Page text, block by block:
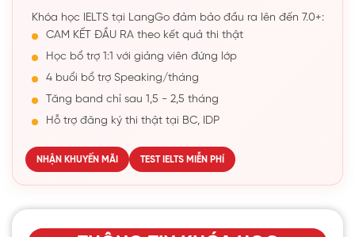
Khóa học IELTS tại LangGo đảm bảo đầu ra lên đến 7.0+:
CAM KẾT ĐẦU RA theo kết quả thi thật
Học bổ trợ 1:1 với giảng viên đứng lớp
4 buổi bổ trợ Speaking/tháng
Tăng band chỉ sau 1,5 - 2,5 tháng
Hỗ trợ đăng ký thi thật tại BC, IDP
NHẬN KHUYẾN MÃI TEST IELTS MIỄN PHÍ